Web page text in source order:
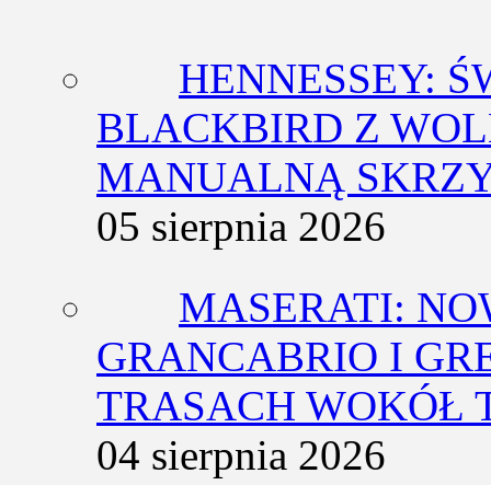
HENNESSEY:
BLACKBIRD Z
MANUALNĄ
05 sierpnia 2026
MASERATI:
GRANCABRIO I
TRASACH WOKÓŁ
04 sierpnia 2026